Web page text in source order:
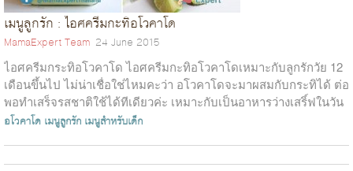
เมนูลูกรัก : ไอศครีมกะทิอโวคาโด
MamaExpert Team 24 June 2015
ไอศครีมกระทิอโวคาโด ไอศครีมกะทิอโวคาโดเหมาะกับลูกรักวัย 12
เดือนขึ้นไป ไม่น่าเชื่อใช่ไหมคะว่า อโวคาโดจะมาผสมกับกระทิได้ ต่อ
พอทำเสร็จรสชาติใช้ได้ทีเดียวค่ะ เหมาะกับเป็นอาหารว่างเสริ์ฟในวัน
ที่อาก...
อโวคาโด เมนูลูกรัก เมนูสำหรับเด็ก